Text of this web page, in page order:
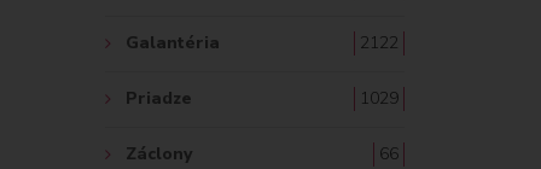
Galantéria 2122
Priadze 1029
Záclony 66